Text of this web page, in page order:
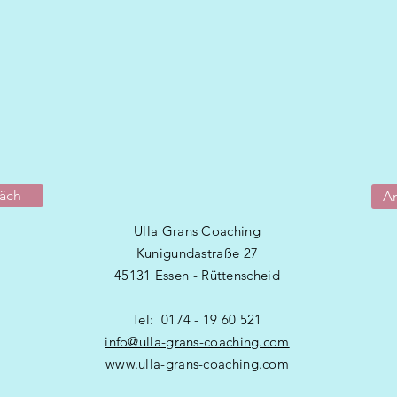
Ulla GransCoaching
Kunigundastraße 27
45131 Essen - Rüttenscheid
Tel: 0174 - 19 60 521
info@ulla-grans-coaching.com
www.ulla-grans-coaching.com